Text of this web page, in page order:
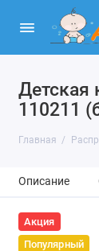
Детская
110211
Главная
Описание
Акция
Популярный